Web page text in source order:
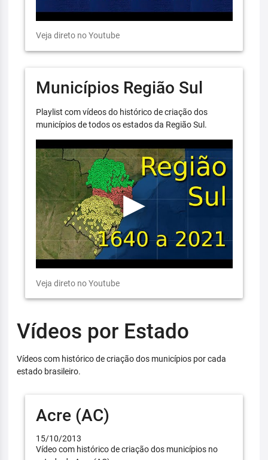
Veja direto no Youtube
Municípios Região Sul
Playlist com vídeos do histórico de criação dos
municípios de todos os estados da Região Sul.
Veja direto no Youtube
Vídeos por Estado
Vídeos com histórico de criação dos municípios por cada
estado brasileiro.
Acre (AC)
15/10/2013
Vídeo com histórico de criação dos municípios no